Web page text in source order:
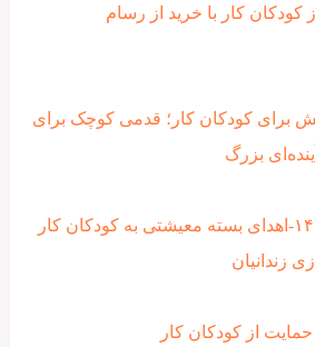
کودکان کار با خرید از رسام
برای کودکان کار؛ قدمی کوچک برای
بزرگ
نوروز۱۴۰۱-اهدای بسته معیشتی به کودکان کار
زندانیان
از کودکان کار